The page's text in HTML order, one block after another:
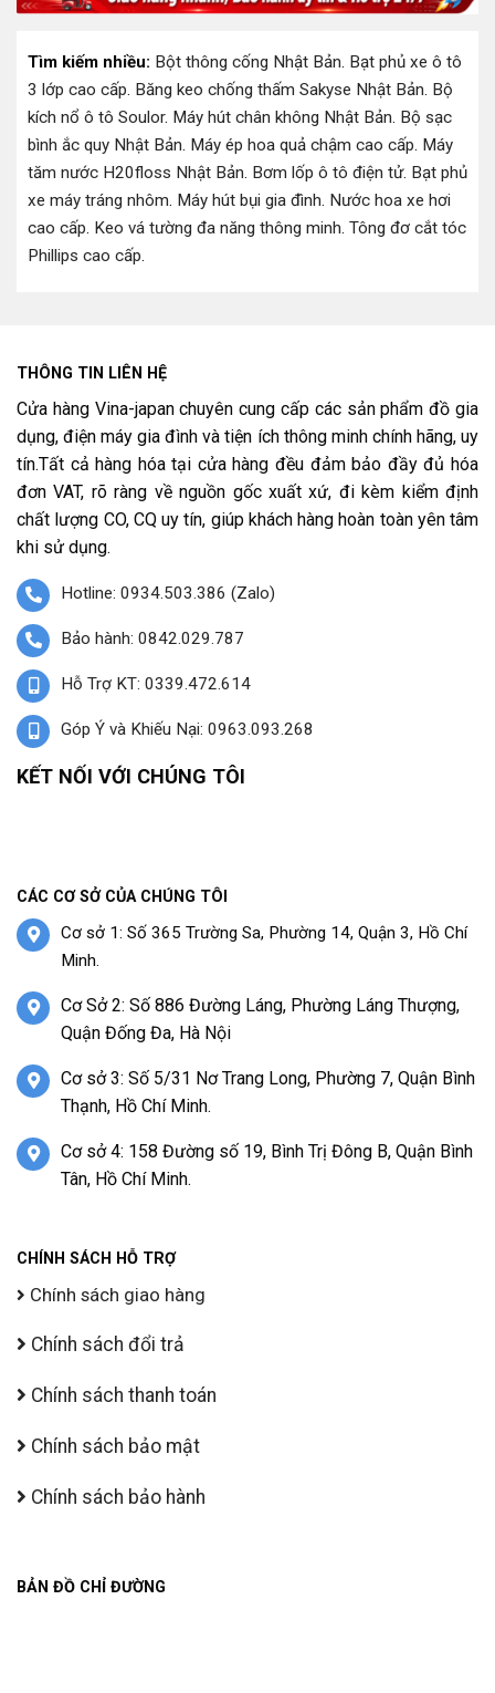
Tìm kiếm nhiều: Bột thông cống Nhật Bản. Bạt phủ xe ô tô
3 lớp cao cấp. Băng keo chống thấm Sakyse Nhật Bản. Bộ
kích nổ ô tô Soulor. Máy hút chân không Nhật Bản. Bộ sạc
bình ắc quy Nhật Bản. Máy ép hoa quả chậm cao cấp. Máy
tăm nước H20floss Nhật Bản. Bơm lốp ô tô điện tử. Bạt phủ
xe máy tráng nhôm. Máy hút bụi gia đình. Nước hoa xe hơi
cao cấp. Keo vá tường đa năng thông minh. Tông đơ cắt tóc
Phillips cao cấp.
THÔNG TIN LIÊN HỆ
Cửa hàng Vina-japan chuyên cung cấp các sản phẩm đồ gia
dụng, điện máy gia đình và tiện ích thông minh chính hãng, uy
tín.Tất cả hàng hóa tại cửa hàng đều đảm bảo đầy đủ hóa
đơn VAT, rõ ràng về nguồn gốc xuất xứ, đi kèm kiểm định
chất lượng CO, CQ uy tín, giúp khách hàng hoàn toàn yên tâm
khi sử dụng.
Hotline: 0934.503.386 (Zalo)
Bảo hành: 0842.029.787
Hỗ Trợ KT: 0339.472.614
Góp Ý và Khiếu Nại: 0963.093.268
KẾT NỐI VỚI CHÚNG TÔI
CÁC CƠ SỞ CỦA CHÚNG TÔI
Cơ sở 1: Số 365 Trường Sa, Phường 14, Quận 3, Hồ Chí
Minh.
Cơ Sở 2: Số 886 Đường Láng, Phường Láng Thượng,
Quận Đống Đa, Hà Nội
Cơ sở 3: Số 5/31 Nơ Trang Long, Phường 7, Quận Bình
Thạnh, Hồ Chí Minh.
Cơ sở 4: 158 Đường số 19, Bình Trị Đông B, Quận Bình
Tân, Hồ Chí Minh.
CHÍNH SÁCH HỖ TRỢ
Chính sách giao hàng
Chính sách đổi trả
Chính sách thanh toán
Chính sách bảo mật
Chính sách bảo hành
BẢN ĐỒ CHỈ ĐƯỜNG